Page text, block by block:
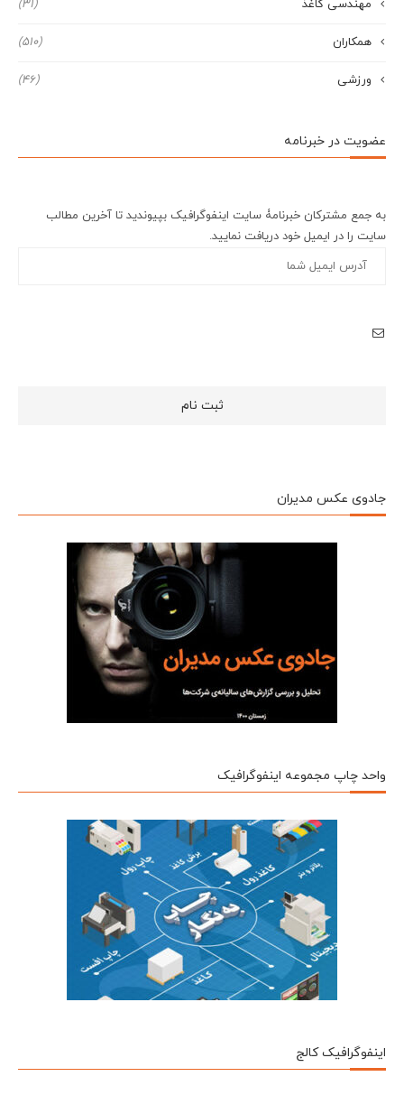
مهندسی کاغذ (31)
همکاران (510)
ورزشی (46)
عضویت در خبرنامه
به جمع مشترکان خبرنامۀ سایت اینفوگرافیک بپیوندید تا آخرین مطالب
سایت را در ایمیل خود دریافت نمایید.
جادوی عکس مدیران
واحد چاپ مجموعه اینفوگرافیک
اینفوگرافیک کالج